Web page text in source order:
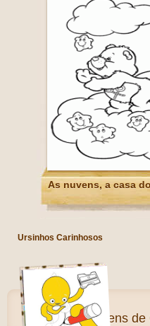
As nuvens, a casa
Ursinhos Carinhosos
Personagens de